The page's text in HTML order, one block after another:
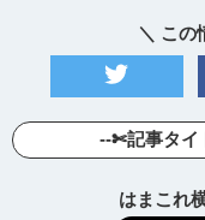
＼ この
--✄記事タイ
はまこれ